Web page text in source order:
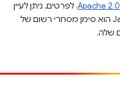
Apache 2.0. לפרטים, ניתן לעיין
.‏ Java הוא סימן מסחרי רשום של